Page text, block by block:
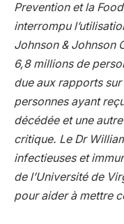
Prevention et la
interrompu
Johnson & Johnson
6,8 millions de
due aux rapports
personnes ayant
décédée et une
critique. Le Dr
infectieuses et
de l’Université de
pour aider à mettre